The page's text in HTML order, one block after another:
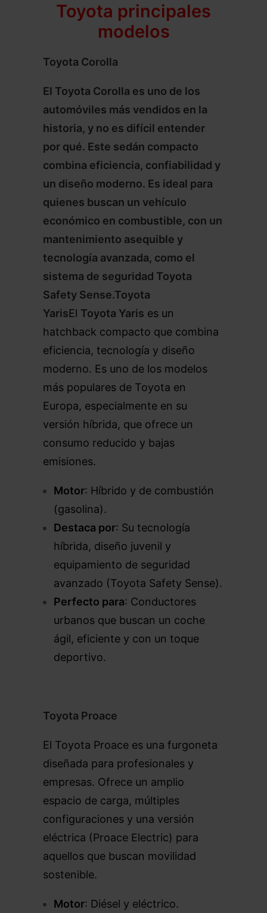
Toyota principales
modelos
Toyota Corolla
El Toyota Corolla es uno de los
automóviles más vendidos en la
historia, y no es difícil entender
por qué. Este sedán compacto
combina eficiencia, confiabilidad y
un diseño moderno. Es ideal para
quienes buscan un vehículo
económico en combustible, con un
mantenimiento asequible y
tecnología avanzada, como el
sistema de seguridad Toyota
Safety Sense.Toyota
YarisEl Toyota Yaris es un
hatchback compacto que combina
eficiencia, tecnología y diseño
moderno. Es uno de los modelos
más populares de Toyota en
Europa, especialmente en su
versión híbrida, que ofrece un
consumo reducido y bajas
emisiones.
Motor: Híbrido y de combustión
(gasolina).
Destaca por: Su tecnología
híbrida, diseño juvenil y
equipamiento de seguridad
avanzado (Toyota Safety Sense).
Perfecto para: Conductores
urbanos que buscan un coche
ágil, eficiente y con un toque
deportivo.
Toyota Proace
El Toyota Proace es una furgoneta
diseñada para profesionales y
empresas. Ofrece un amplio
espacio de carga, múltiples
configuraciones y una versión
eléctrica (Proace Electric) para
aquellos que buscan movilidad
sostenible.
Motor: Diésel y eléctrico.